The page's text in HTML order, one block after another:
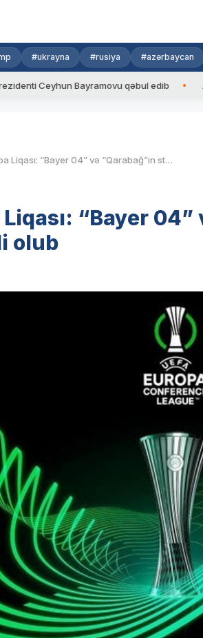
#ukrayna #rusiya #azərbaycan
Ceyhun Bayramovu qəbul edib
UEFA Avropa Liqası: “Bayer 04” və “Qarabağ”ın start heyətləri bəlli olub
“Bayer
olub